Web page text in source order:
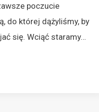
poczucie
do której dążyliśmy, by
się. Wciąć staramy…